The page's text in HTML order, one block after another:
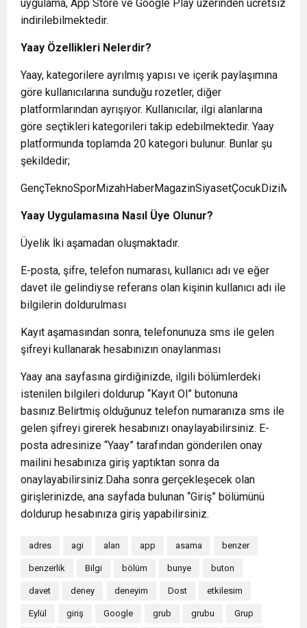
uygulama, App Store ve Google Play üzerinden ücretsiz
indirilebilmektedir.
Yaay Özellikleri Nelerdir?
Yaay, kategorilere ayrılmış yapısı ve içerik paylaşımına
göre kullanıcılarına sunduğu rozetler, diğer
platformlarından ayrışıyor. Kullanıcılar, ilgi alanlarına
göre seçtikleri kategorileri takip edebilmektedir. Yaay
platformunda toplamda 20 kategori bulunur. Bunlar şu
şekildedir;
Yaay Uygulamasına Nasıl Üye Olunur?
Üyelik İki aşamadan oluşmaktadır.
E-posta, şifre, telefon numarası, kullanıcı adı ve eğer
davet ile gelindiyse referans olan kişinin kullanıcı adı ile
bilgilerin doldurulması
Kayıt aşamasından sonra, telefonunuza sms ile gelen
şifreyi kullanarak hesabınızın onaylanması
Yaay ana sayfasına girdiğinizde, ilgili bölümlerdeki
istenilen bilgileri doldurup “Kayıt Ol” butonuna
basınız.Belirtmiş olduğunuz telefon numaranıza sms ile
gelen şifreyi girerek hesabınızı onaylayabilirsiniz. E-
posta adresinize “Yaay” tarafından gönderilen onay
mailini hesabınıza giriş yaptıktan sonra da
onaylayabilirsiniz.Daha sonra gerçekleşecek olan
girişlerinizde, ana sayfada bulunan “Giriş” bölümünü
doldurup hesabınıza giriş yapabilirsiniz.
adres agi alan app asama benzer
benzerlik Bilgi bölüm bunye buton
davet deney deneyim Dost etkilesim
Eylül giriş Google grub grubu Grup